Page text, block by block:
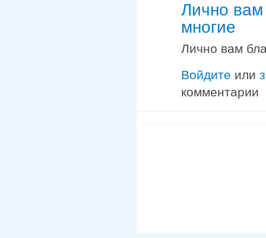
Лично вам
многие
Лично вам
Войдите или
комментарии